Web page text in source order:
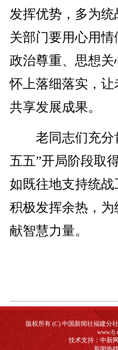
发挥优势，多为
关部门要用心用
政治尊重、思想
怀上落细落实，
共享发展成果。
老同志们充分
五五”开局阶段取
如既往地支持统
积极发挥余热，
献智慧力量。
版权所有 (C) 中国新闻社福建分
技术支持：中新